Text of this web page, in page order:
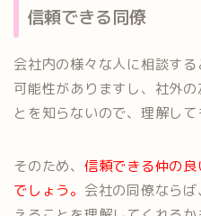
信頼できる同僚
会社内の様々な人に相談す
可能性がありますし、社外
とを知らないので、理解して
そのため、 信頼できる仲の
でしょう。 会社の同僚なら